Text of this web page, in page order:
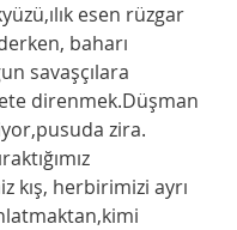
baharı
savaşçılara
direnmek.Düşman
zira.
kış, herbirimizi ayrı